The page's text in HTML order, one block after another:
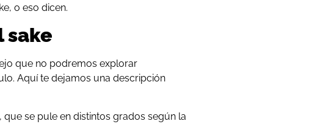
o eso dicen.
sake
que no podremos explorar
Aquí te dejamos una descripción
se pule en distintos grados según la